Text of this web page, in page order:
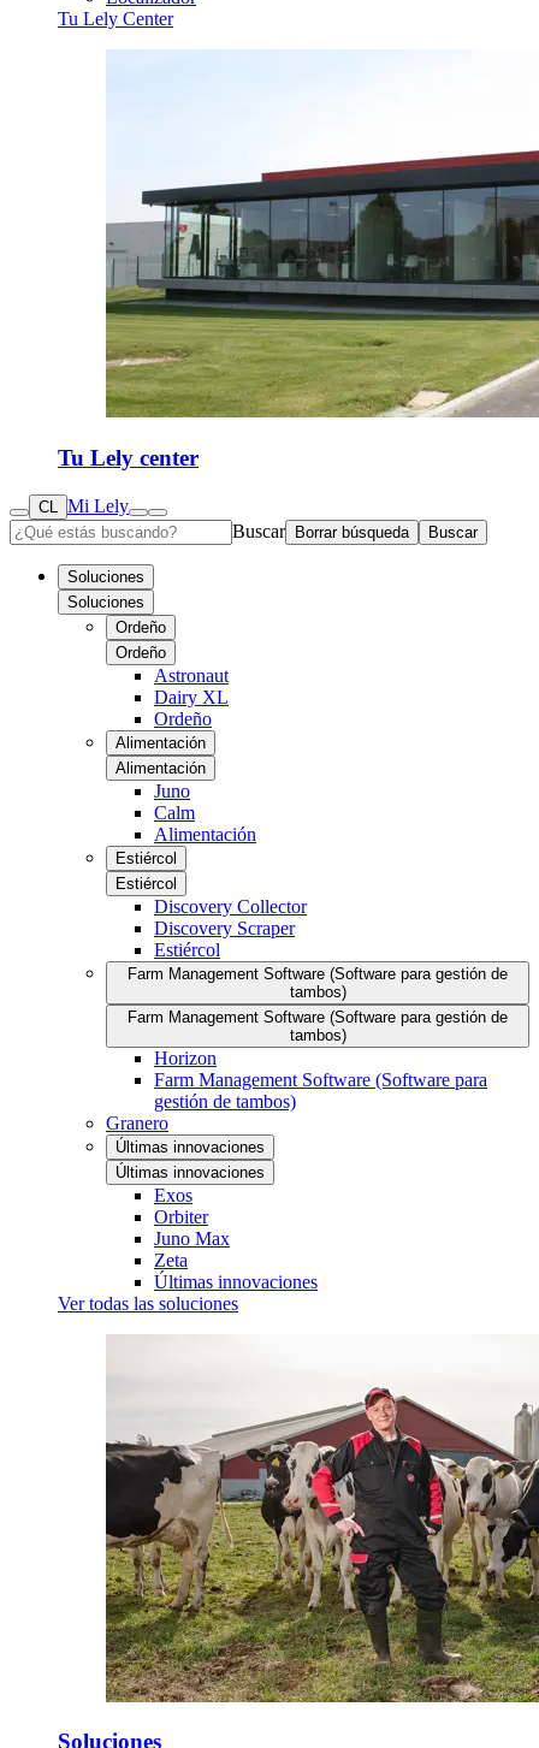
Tu Lely Center
Tu Lely center
CL
Mi Lely
Buscar
Borrar búsqueda Buscar
Soluciones
Soluciones
Ordeño
Ordeño
Astronaut
Dairy XL
Ordeño
Alimentación
Alimentación
Juno
Calm
Alimentación
Estiércol
Estiércol
Discovery Collector
Discovery Scraper
Estiércol
Farm Management Software (Software para gestión de
tambos)
Farm Management Software (Software para gestión de
tambos)
Horizon
Farm Management Software (Software para
gestión de tambos)
Granero
Últimas innovaciones
Últimas innovaciones
Exos
Orbiter
Juno Max
Zeta
Últimas innovaciones
Ver todas las soluciones
Soluciones